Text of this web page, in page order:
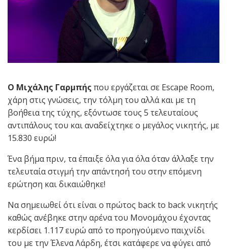
Ο Μιχάλης Γαρμπής που εργάζεται σε Escape Room,
χάρη στις γνώσεις, την τόλμη του αλλά και με τη
βοήθεια της τύχης, εξόντωσε τους 5 τελευταίους
αντιπάλους του και αναδείχτηκε ο μεγάλος νικητής, με
15.830 ευρώ!
Ένα βήμα πριν, τα έπαιξε όλα για όλα όταν άλλαξε την
τελευταία στιγμή την απάντησή του στην επόμενη
ερώτηση και δικαιώθηκε!
Να σημειωθεί ότι είναι ο πρώτος back to back νικητής
καθώς ανέβηκε στην αρένα του Μονομάχου έχοντας
κερδίσει 1.117 ευρώ από το προηγούμενο παιχνίδι
του με την Έλενα Λάρδη, έτσι κατάφερε να φύγει από